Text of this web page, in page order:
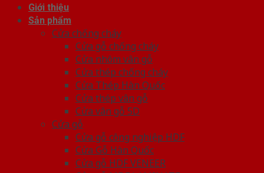
Giới thiệu
Sản phẩm
Cửa chống cháy
Cửa gỗ chống cháy
Cửa nhôm vân gỗ
Cửa thép chống cháy
Cửa Thép Hàn Quốc
Cửa thép vân gỗ
Cửa vân gỗ 5D
Cửa gỗ
Cửa gỗ công nghiệp HDF
Cửa Gỗ Hàn Quốc
Cửa gỗ HDF VENEER